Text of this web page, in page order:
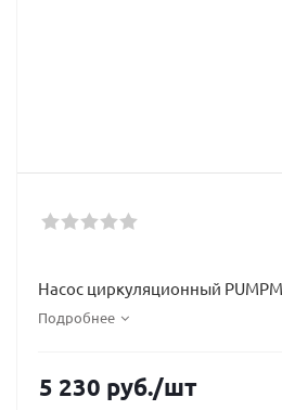
Насос циркуляционный
Подробнее
5 230 руб./шт